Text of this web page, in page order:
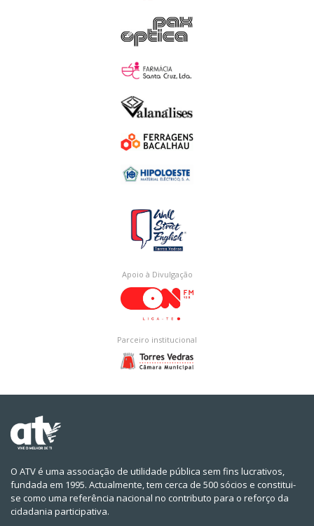
Apoio à Divulgação
Parceiro institucional
O ATV é uma associação de utilidade pública sem fins lucrativos,
fundada em 1995. Actualmente, tem cerca de 500 sócios e constitui-
se como uma referência nacional no contributo para o reforço da
cidadania participativa.